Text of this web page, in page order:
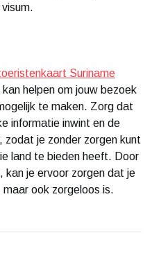
Suriname
helpen om jouw bezoek
te maken. Zorg dat
informatie inwint en de
je zonder zorgen kunt
land te bieden heeft. Door
kan je ervoor zorgen dat je
ook zorgeloos is.